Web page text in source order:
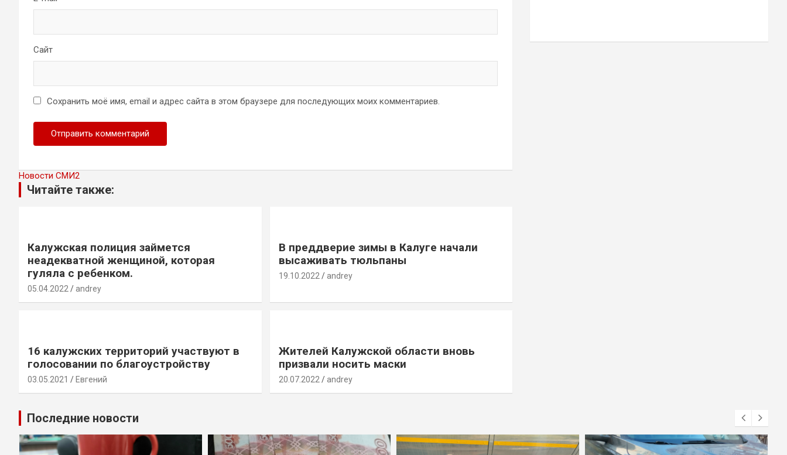
Сайт
Сохранить моё имя, email и адрес сайта в этом браузере для последующих моих комментариев.
Новости СМИ2
Читайте также:
Калужская полиция займется
неадекватной женщиной, которая
гуляла с ребенком.
05.04.2022 andrey
В преддверие зимы в Калуге начали
высаживать тюльпаны
19.10.2022 andrey
16 калужских территорий участвуют в
голосовании по благоустройству
03.05.2021 Евгений
Жителей Калужской области вновь
призвали носить маски
20.07.2022 andrey
Последние новости